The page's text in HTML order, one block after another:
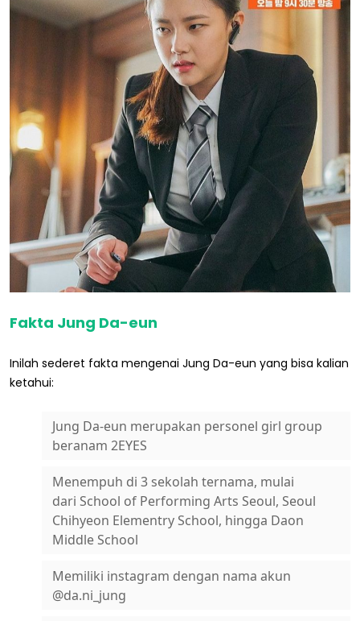
Fakta Jung Da-eun
Inilah sederet fakta mengenai Jung Da-eun yang bisa kalian
ketahui:
Jung Da-eun merupakan personel girl group
beranam 2EYES
Menempuh di 3 sekolah ternama, mulai
dari School of Performing Arts Seoul, Seoul
Chihyeon Elementry School, hingga Daon
Middle School
Memiliki instagram dengan nama akun
@da.ni_jung